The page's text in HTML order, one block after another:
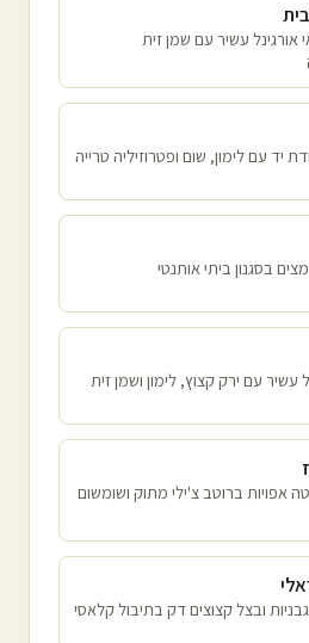
אורגינל עשיר עם שמן זית
יד עם לימון, שום ופטרוזיליה טרייה
בסגנון ביתי אותנטי
עשיר עם ירק קצוץ, לימון ושמן זית
אפויות ברוטב צ'ילי מתוק ושומשום
ובצל קצוצים דק בתיבול קלאסי